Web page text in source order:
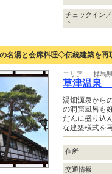
チェックイン
ト
名湯と会席料理◇伝統建築を再
エリア ： 群馬
草津温泉
湯畑源泉から
の洞窟風呂も
だんに盛り込
な建築様式を再
住所
交通情報